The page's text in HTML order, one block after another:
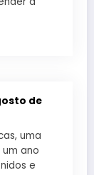
de
uma
ano
e